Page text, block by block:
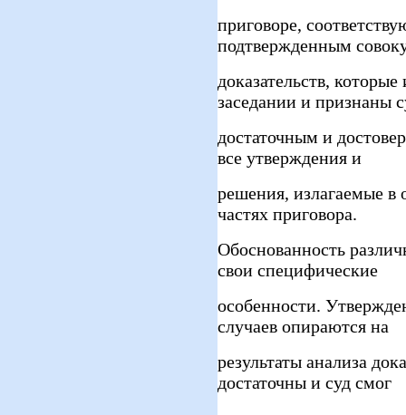
приговоре,
подтвержденным
доказательств,
заседании и признаны
достаточным и
все утверждения и
решения, излагаемые в
частях приговора.
Обоснованность
свои специфические
особенности.
случаев опираются на
результаты анализа
достаточны и суд смог